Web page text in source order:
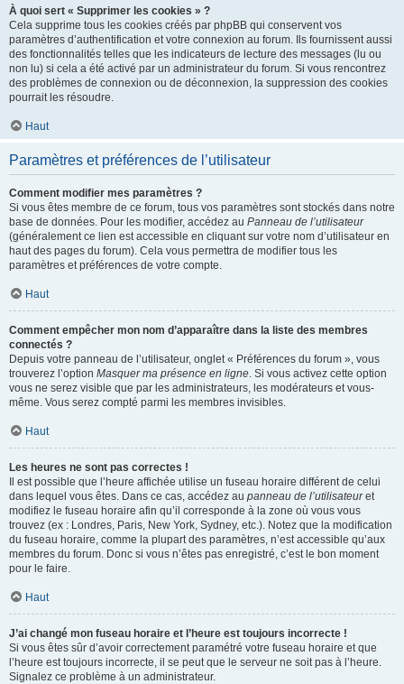
À quoi sert « Supprimer les cookies » ?
Cela supprime tous les cookies créés par phpBB qui conservent vos
paramètres d’authentification et votre connexion au forum. Ils fournissent aussi
des fonctionnalités telles que les indicateurs de lecture des messages (lu ou
non lu) si cela a été activé par un administrateur du forum. Si vous rencontrez
des problèmes de connexion ou de déconnexion, la suppression des cookies
pourrait les résoudre.
Haut
Paramètres et préférences de l’utilisateur
Comment modifier mes paramètres ?
Si vous êtes membre de ce forum, tous vos paramètres sont stockés dans notre
base de données. Pour les modifier, accédez au Panneau de l’utilisateur
(généralement ce lien est accessible en cliquant sur votre nom d’utilisateur en
haut des pages du forum). Cela vous permettra de modifier tous les
paramètres et préférences de votre compte.
Haut
Comment empêcher mon nom d’apparaître dans la liste des membres
connectés ?
Depuis votre panneau de l’utilisateur, onglet « Préférences du forum », vous
trouverez l’option Masquer ma présence en ligne. Si vous activez cette option
vous ne serez visible que par les administrateurs, les modérateurs et vous-
même. Vous serez compté parmi les membres invisibles.
Haut
Les heures ne sont pas correctes !
Il est possible que l’heure affichée utilise un fuseau horaire différent de celui
dans lequel vous êtes. Dans ce cas, accédez au panneau de l’utilisateuret
modifiez le fuseau horaire afin qu’il corresponde à la zone où vous vous
trouvez (ex : Londres, Paris, New York, Sydney, etc.). Notez que la modification
du fuseau horaire, comme la plupart des paramètres, n’est accessible qu’aux
membres du forum. Donc si vous n’êtes pas enregistré, c’est le bon moment
pour le faire.
Haut
J’ai changé mon fuseau horaire et l’heure est toujours incorrecte !
Si vous êtes sûr d’avoir correctement paramétré votre fuseau horaire et que
l’heure est toujours incorrecte, il se peut que le serveur ne soit pas à l’heure.
Signalez ce problème à un administrateur.